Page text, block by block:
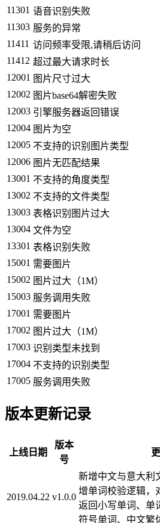
11301 语音识别失败
11303 服务的异常
11411 访问频率受限,请稍后访问
11412 超过最大请求时长
12001 图片尺寸过大
12002 图片base64解密失败
12003 引擎服务器返回错误
12004 图片为空
12005 不支持的识别图片类型
12006 图片无匹配结果
13001 不支持的角度类型
13002 不支持的文件类型
13003 表格识别图片过大
13004 文件为空
13301 表格识别失败
15001 需要图片
15002 图片过大（1M）
15003 服务调用失败
17001 需要图片
17002 图片过大（1M）
17003 识别类型未找到
17004 不支持的识别类型
17005 服务调用失败
版本更新记录
上线日期
版本
号
2019.04.22 v1.0.0
新增中文与意大利
增单词校验逻辑，
返回小写单词、单
符号单词、中文繁